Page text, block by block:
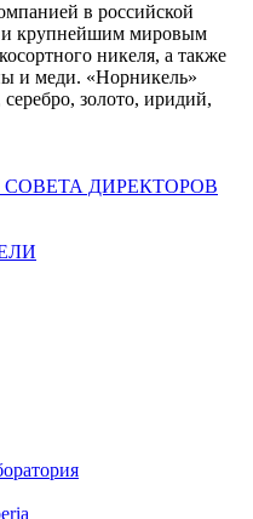
в российской
и крупнейшим мировым
никеля, а также
и меди. «Норникель»
золото, иридий,
ДИРЕКТОРОВ